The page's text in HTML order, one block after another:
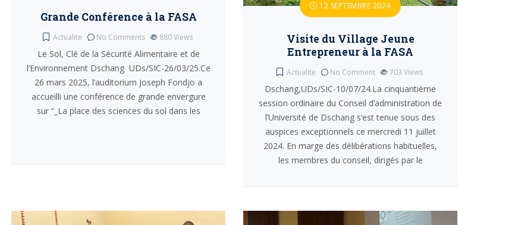
Grande Conférence à la FASA
Actualite No Comments 880Views
Le Sol, Clé de la Sécurité Alimentaire et de
l’Environnement Dschang UDs/SIC-26/03/25.Ce
26 mars 2025, l’auditorium Joseph Fondjo a
accueilli une conférence de grande envergure
sur “_La place des sciences du sol dans les
12 SEPTEMBRE 2024
Visite du Village Jeune
Entrepreneur à la FASA
Actualite No Comment 703 Views
Dschang,UDs/SIC-10/07/24.La cinquantième
session ordinaire du Conseil d’administration de
l’Université de Dschang s’est tenue sous des
auspices exceptionnels ce mercredi 11 juillet
2024. En marge des délibérations habituelles,
les membres du conseil, dirigés par le